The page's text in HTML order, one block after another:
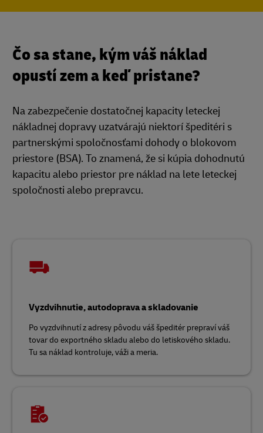
Čo sa stane, kým váš náklad
opustí zem a keď pristane?
Na zabezpečenie dostatočnej kapacity leteckej
nákladnej dopravy uzatvárajú niektorí špeditéri s
partnerskými spoločnosťami dohody o blokovom
priestore (BSA). To znamená, že si kúpia dohodnutú
kapacitu alebo priestor pre náklad na lete leteckej
spoločnosti alebo prepravcu.
Vyzdvihnutie, autodoprava a skladovanie
Po vyzdvihnutí z adresy pôvodu váš špeditér prepraví váš
tovar do exportného skladu alebo do letiskového skladu.
Tu sa náklad kontroluje, váži a meria.